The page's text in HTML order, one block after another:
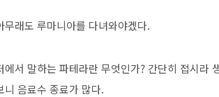
무래도 루마니아를 다녀와야겠다.
에서 말하는 파테라란 무엇인가? 간단히 접시라
니 음료수 종료가 많다.